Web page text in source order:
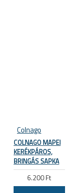
Colnago
COLNAGO MAPEI
KERÉKPÁROS,
BRINGÁS SAPKA
6.200 Ft